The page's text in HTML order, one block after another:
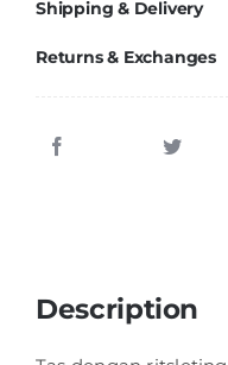
Shipping & Delivery
Returns & Exchanges
Description